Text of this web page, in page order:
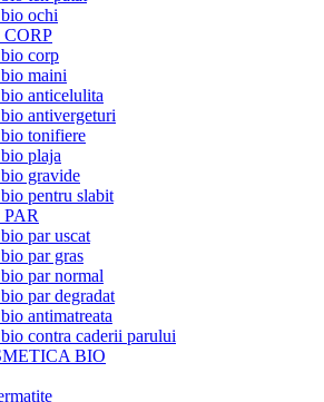
ochi
corp
maini
anticelulita
antivergeturi
tonifiere
plaja
gravide
pentru slabit
par uscat
par gras
par normal
par degradat
antimatreata
contra caderii parului
BIO